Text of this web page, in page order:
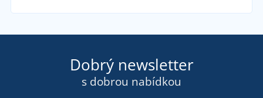
Dobrý newsletter
s dobrou nabídkou